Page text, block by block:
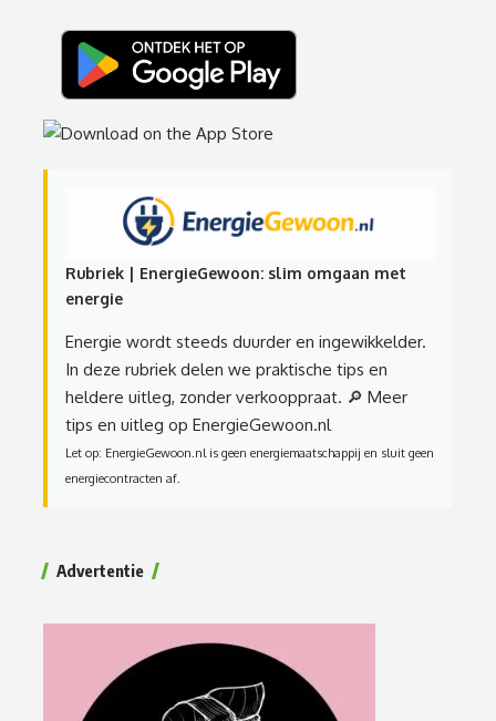
Rubriek | EnergieGewoon: slim omgaan met
energie
Energie wordt steeds duurder en ingewikkelder.
In deze rubriek delen we praktische tips en
heldere uitleg, zonder verkooppraat. 🔎 Meer
tips en uitleg op EnergieGewoon.nl
Let op: EnergieGewoon.nl is geen energiemaatschappij en sluit geen
energiecontracten af.
Advertentie